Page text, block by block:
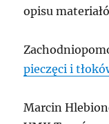
opisu
pieczęci i
Marcin